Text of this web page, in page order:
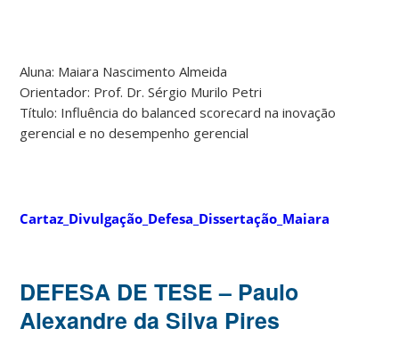
Aluna: Maiara Nascimento Almeida
Orientador: Prof. Dr. Sérgio Murilo Petri
Título: Influência do balanced scorecard na inovação
gerencial e no desempenho gerencial
Cartaz_Divulgação_Defesa_Dissertação_Maiara
DEFESA DE TESE – Paulo
Alexandre da Silva Pires